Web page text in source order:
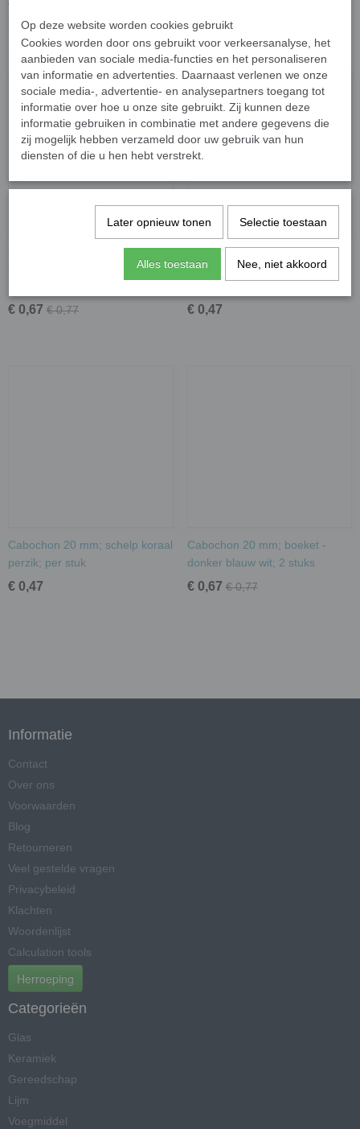
Te gebruiken om sieraden te maken of verwerk ze in een mozaiek
kunstwerkstuk.
Ook interessant
Cabochon 20 mm; tropisch
€ 0,67 € 0,77
Cabochon 20 mm; streep
holografisch - champagne; per
€ 0,47
Cabochon 20 mm; schelp koraal
perzik; per stuk
€ 0,47
Cabochon 20 mm; boeket -
donker blauw wit; 2 stuks
€ 0,67 € 0,77
Informatie
Contact
Over ons
Voorwaarden
Blog
Retourneren
Veel gestelde vragen
Privacybeleid
Klachten
Woordenlijst
Calculation tools
Herroeping
Categorieën
Glas
Keramiek
Gereedschap
Lijm
Voegmiddel
Op deze website worden cookies gebruikt
Cookies worden door ons gebruikt voor verkeersanalyse, het
aanbieden van sociale media-functies en het personaliseren
van informatie en advertenties. Daarnaast verlenen we onze
sociale media-, advertentie- en analysepartners toegang tot
informatie over hoe u onze site gebruikt. Zij kunnen deze
informatie gebruiken in combinatie met andere gegevens die
zij mogelijk hebben verzameld door uw gebruik van hun
diensten of die u hen hebt verstrekt.
Later opnieuw tonen Selectie toestaan
Alles toestaan Nee, niet akkoord